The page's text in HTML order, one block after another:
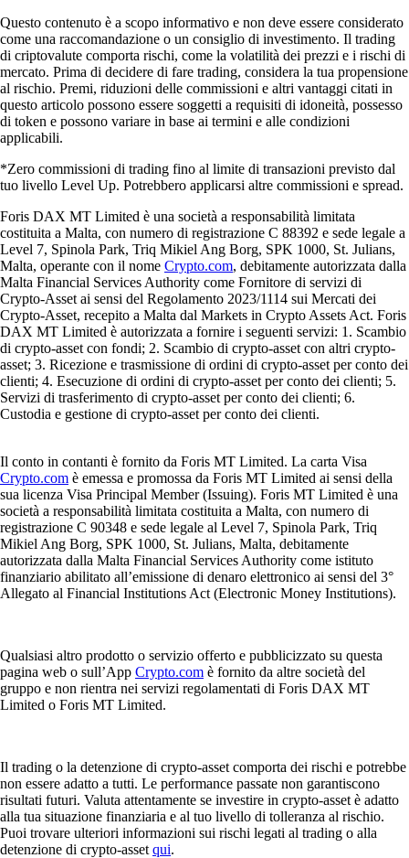
Questo contenuto è a scopo informativo e non deve essere considerato
come una raccomandazione o un consiglio di investimento. Il trading
di criptovalute comporta rischi, come la volatilità dei prezzi e i rischi di
mercato. Prima di decidere di fare trading, considera la tua propensione
al rischio. Premi, riduzioni delle commissioni e altri vantaggi citati in
questo articolo possono essere soggetti a requisiti di idoneità, possesso
di token e possono variare in base ai termini e alle condizioni
applicabili.
*Zero commissioni di trading fino al limite di transazioni previsto dal
tuo livello Level Up. Potrebbero applicarsi altre commissioni e spread.
Foris DAX MT Limited è una società a responsabilità limitata
costituita a Malta, con numero di registrazione C 88392 e sede legale a
Level 7, Spinola Park, Triq Mikiel Ang Borg, SPK 1000, St. Julians,
Malta, operante con il nome Crypto.com, debitamente autorizzata dalla
Malta Financial Services Authority come Fornitore di servizi di
Crypto-Asset ai sensi del Regolamento 2023/1114 sui Mercati dei
Crypto-Asset, recepito a Malta dal Markets in Crypto Assets Act. Foris
DAX MT Limited è autorizzata a fornire i seguenti servizi: 1. Scambio
di crypto-asset con fondi; 2. Scambio di crypto-asset con altri crypto-
asset; 3. Ricezione e trasmissione di ordini di crypto-asset per conto dei
clienti; 4. Esecuzione di ordini di crypto-asset per conto dei clienti; 5.
Servizi di trasferimento di crypto-asset per conto dei clienti; 6.
Custodia e gestione di crypto-asset per conto dei clienti.
Il conto in contanti è fornito da Foris MT Limited. La carta Visa
Crypto.com è emessa e promossa da Foris MT Limited ai sensi della
sua licenza Visa Principal Member (Issuing). Foris MT Limited è una
società a responsabilità limitata costituita a Malta, con numero di
registrazione C 90348 e sede legale al Level 7, Spinola Park, Triq
Mikiel Ang Borg, SPK 1000, St. Julians, Malta, debitamente
autorizzata dalla Malta Financial Services Authority come istituto
finanziario abilitato all’emissione di denaro elettronico ai sensi del 3°
Allegato al Financial Institutions Act (Electronic Money Institutions).
Qualsiasi altro prodotto o servizio offerto e pubblicizzato su questa
pagina web o sull’App Crypto.com è fornito da altre società del
gruppo e non rientra nei servizi regolamentati di Foris DAX MT
Limited o Foris MT Limited.
Il trading o la detenzione di crypto-asset comporta dei rischi e potrebbe
non essere adatto a tutti. Le performance passate non garantiscono
risultati futuri. Valuta attentamente se investire in crypto-asset è adatto
alla tua situazione finanziaria e al tuo livello di tolleranza al rischio.
Puoi trovare ulteriori informazioni sui rischi legati al trading o alla
detenzione di crypto-asset qui.